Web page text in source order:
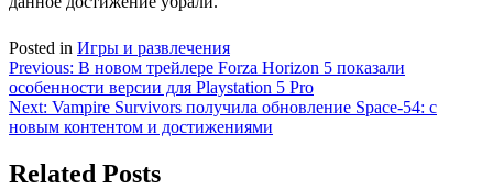
Posted in Игры и развлечения
Навигация
по
записям
Previous: В новом трейлере Forza Horizon 5 показали
особенности версии для Playstation 5 Pro
Next: Vampire Survivors получила обновление Space-54: с
новым контентом и достижениями
Related Posts